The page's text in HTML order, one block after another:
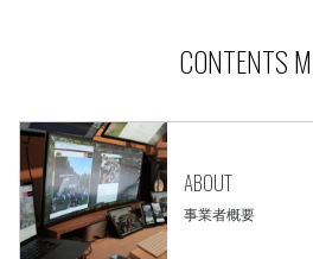
CONTENTS
ABOUT
事業者概要